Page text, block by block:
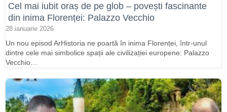
Cel mai iubit oraș de pe glob – povești fascinante
din inima Florenței: Palazzo Vecchio
28 ianuarie 2026
Un nou episod ArHistoria ne poartă în inima Florenței, într-unul
dintre cele mai simbolice spații ale civilizației europene: Palazzo
Vecchio…